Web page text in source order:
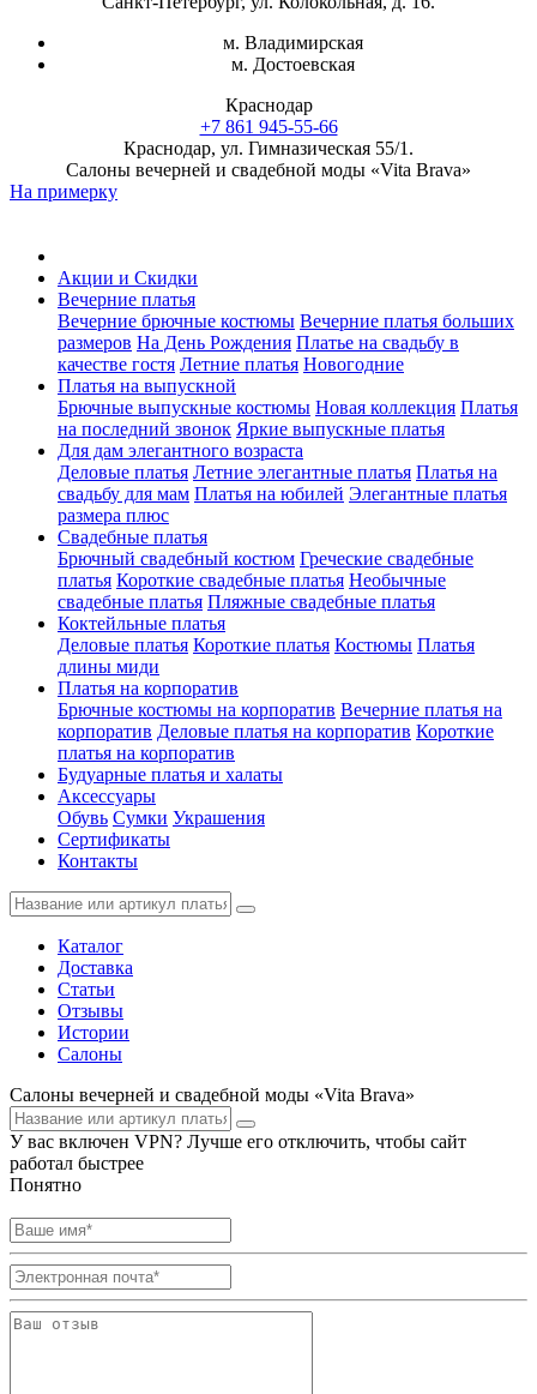
м. Владимирская
м. Достоевская
Краснодар
+7 861 945-55-66
Краснодар, ул. Гимназическая 55/1.
Салоны вечерней и свадебной моды «Vita Brava»
На примерку
Акции и Скидки
Вечерние платья
Вечерние брючные костюмы Вечерние платья больших
размеров На День Рождения Платье на свадьбу в
качестве гостя Летние платья Новогодние
Платья на выпускной
Брючные выпускные костюмы Новая коллекция Платья
на последний звонок Яркие выпускные платья
Для дам элегантного возраста
Деловые платья Летние элегантные платья Платья на
свадьбу для мам Платья на юбилей Элегантные платья
размера плюс
Свадебные платья
Брючный свадебный костюм Греческие свадебные
платья Короткие свадебные платья Необычные
свадебные платья Пляжные свадебные платья
Коктейльные платья
Деловые платья Короткие платья Костюмы Платья
длины миди
Платья на корпоратив
Брючные костюмы на корпоратив Вечерние платья на
корпоратив Деловые платья на корпоратив Короткие
платья на корпоратив
Будуарные платья и халаты
Аксессуары
Обувь Сумки Украшения
Сертификаты
Контакты
Каталог
Доставка
Статьи
Отзывы
Истории
Салоны
Салоны вечерней и свадебной моды «Vita Brava»
У вас включен VPN? Лучше его отключить, чтобы сайт
работал быстрее
Понятно